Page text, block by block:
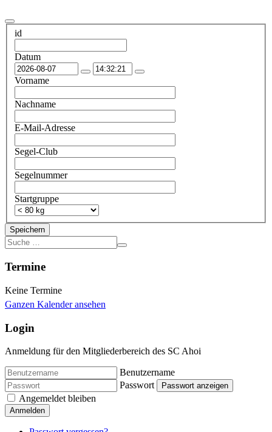
id
Datum
Vorname
Nachname
E-Mail-Adresse
Segel-Club
Segelnummer
Startgruppe
Speichern
Termine
Keine Termine
Ganzen Kalender ansehen
Login
Anmeldung für den Mitgliederbereich des SC Ahoi
Benutzername
Passwort
Passwort anzeigen
Angemeldet bleiben
Anmelden